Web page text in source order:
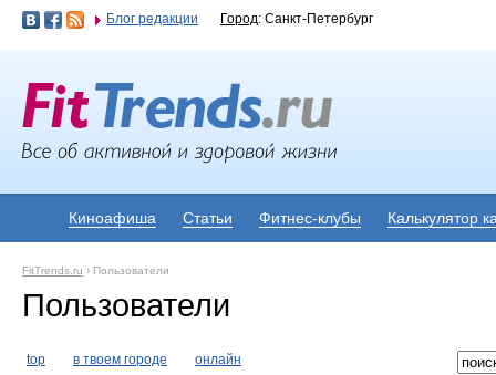
Блог редакции Город: Санкт-Петербург
Киноафиша Статьи Фитнес-клубы Калькулятор
FitTrends.ru › Пользователи
Пользователи
top в твоем городе онлайн